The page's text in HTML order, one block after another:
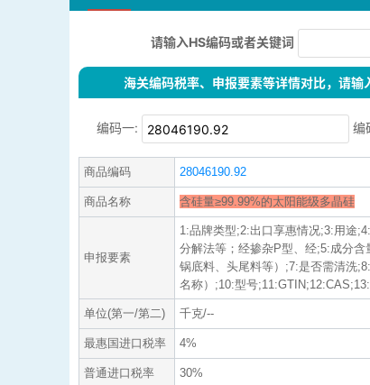
请输入HS编码或者关键词
海关编码税率、申报要素等详情对比，请输
编码一: 编
商品编码 28046190.92
商品名称 含硅量≥99.99%的太阳能级多晶硅
申报要素
1:品牌类型;2:出口享惠情况;3:用途
分解法等；经掺杂P型、经;5:成分
锅底料、头尾料等）;7:是否需清洗
名称）;10:型号
单位(第一/第二) 千克/--
最惠国进口税率 4%
普通进口税率 30%